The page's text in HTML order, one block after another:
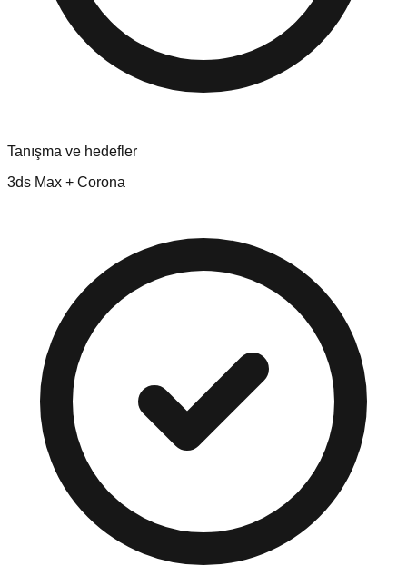
Tanışma ve hedefler
3ds Max + Corona